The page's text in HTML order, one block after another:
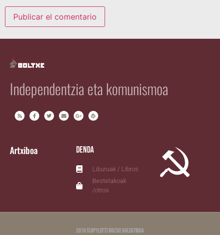
Independentzia eta komunismoa
Artxiboa Denda
Liburuak / Libros
Bestelakoak
/otros
2018 (copyleft) Boltxe Kolektiboa